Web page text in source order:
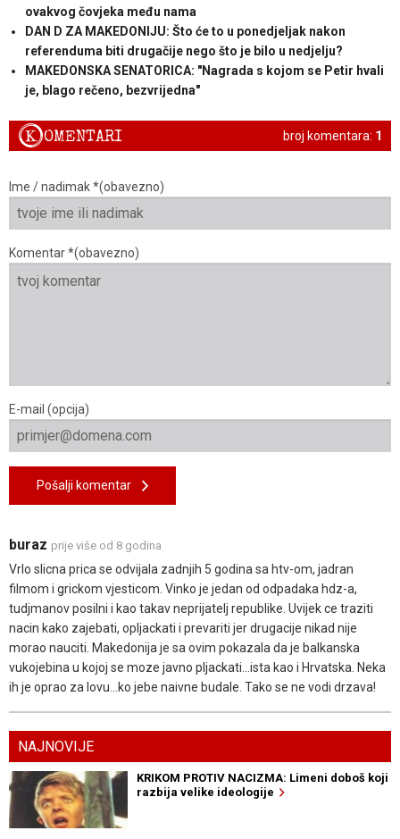
ovakvog čovjeka među nama
DAN D ZA MAKEDONIJU: Što će to u ponedjeljak nakon
referenduma biti drugačije nego što je bilo u nedjelju?
MAKEDONSKA SENATORICA: "Nagrada s kojom se Petir hvali
je, blago rečeno, bezvrijedna"
broj komentara: 1
KOMENTARI
Ime / nadimak *(obavezno)
Komentar *(obavezno)
E-mail (opcija)
Pošalji komentar
buraz prije više od 8 godina
Vrlo slicna prica se odvijala zadnjih 5 godina sa htv-om, jadran
filmom i grickom vjesticom. Vinko je jedan od odpadaka hdz-a,
tudjmanov posilni i kao takav neprijatelj republike. Uvijek ce traziti
nacin kako zajebati, opljackati i prevariti jer drugacije nikad nije
morao nauciti. Makedonija je sa ovim pokazala da je balkanska
vukojebina u kojoj se moze javno pljackati...ista kao i Hrvatska. Neka
ih je oprao za lovu...ko jebe naivne budale. Tako se ne vodi drzava!
NAJNOVIJE
KRIKOM PROTIV NACIZMA: Limeni doboš koji
razbija velike ideologije